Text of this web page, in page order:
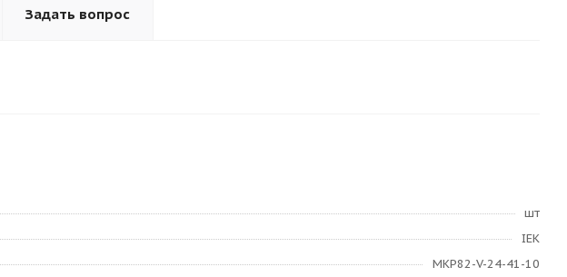
Задать вопрос
шт
IEK
MKP82-V-24-41-10